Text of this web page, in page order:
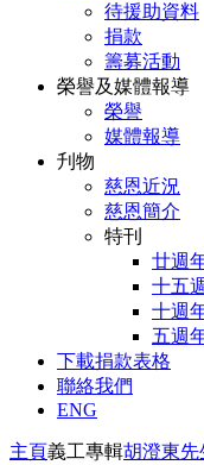
待援助資料
捐款
籌募活動
榮譽及媒體報導
榮譽
媒體報導
刋物
慈恩近況
慈恩簡介
特刊
廿週
十五
十週
五週
下載捐款表格
聯絡我們
ENG
主頁義工專輯胡澄東先